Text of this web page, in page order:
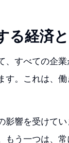
る経済
、すべての企
す。これは、
影響を受けて
もう一つは、